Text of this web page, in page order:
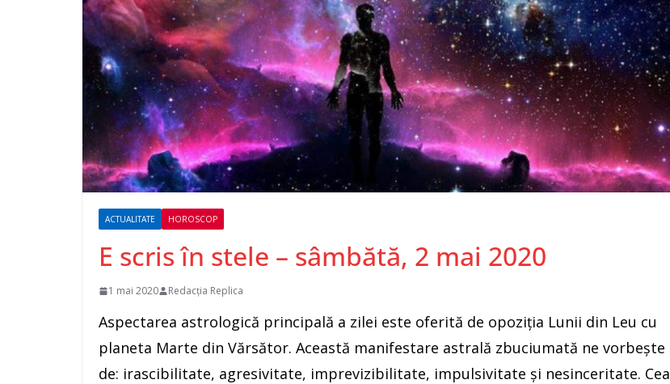
ACTUALITATE HOROSCOP
E scris în stele – sâmbătă, 2 mai 2020
1 mai 2020 Redacția Replica
Aspectarea astrologică principală a zilei este oferită de opoziţia Lunii din Leu cu
planeta Marte din Vărsător. Această manifestare astrală zbuciumată ne vorbeşte
de: irascibilitate, agresivitate, imprevizibilitate, impulsivitate şi nesinceritate. Cea